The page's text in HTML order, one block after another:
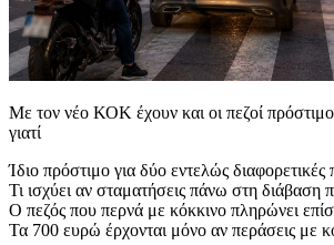
Με τον νέο ΚΟΚ έχουν και οι πεζοί
γιατί
Ίδιο πρόστιμο για δύο εντελώς διαφορετικές
Τι ισχύει αν σταματήσεις πάνω στη διάβαση
Ο πεζός που περνά με κόκκινο πληρώνει
Τα 700 ευρώ έρχονται μόνο αν περάσεις με